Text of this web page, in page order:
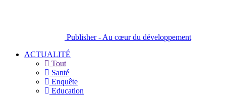
Publisher - Au cœur du développement
ACTUALITÉ
Tout
Santé
Enquête
Education